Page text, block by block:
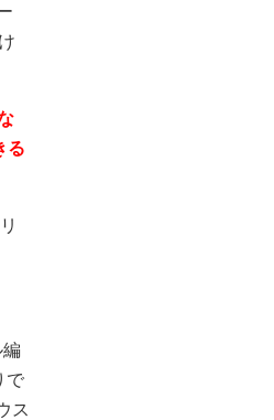
る
編
で
ス